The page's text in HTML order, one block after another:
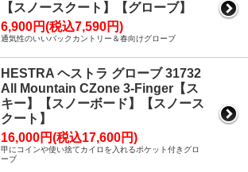
【スノースクート】【グローブ】
6,900円(税込7,590円)
通気性のいいバックカントリー＆春向けグローブ
HESTRA ヘストラ グローブ 31732
All Mountain CZone 3-Finger【ス
キー】【スノーボード】【スノース
クート】
16,000円(税込17,600円)
甲にコインや使い捨てカイロを入れるポケット付きグロ
ーブ